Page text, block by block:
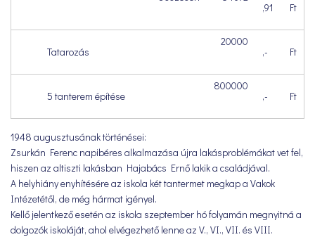
,91 Ft
Tatarozás
20000
,- Ft
5 tanterem építése
800000
,- Ft
1948 augusztusának történései:
Zsurkán Ferenc napibéres alkalmazása újra lakásproblémákat vet fel,
hiszen az altiszti lakásban Hajabács Ernő lakik a családjával.
A helyhiány enyhítésére az iskola két tantermet megkap a Vakok
Intézetétől, de még hármat igényel.
Kellő jelentkező esetén az iskola szeptember hó folyamán megnyitná a
dolgozók iskoláját, ahol elvégezhető lenne az V., VI., VII. és VIII.